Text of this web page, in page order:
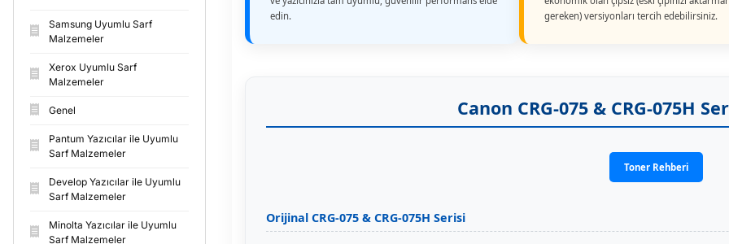
Samsung Uyumlu Sarf
Malzemeler
Xerox Uyumlu Sarf
Malzemeler
Genel
Pantum Yazıcılar ile Uyumlu
Sarf Malzemeler
Develop Yazıcılar ile Uyumlu
Sarf Malzemeler
Minolta Yazıcılar ile Uyumlu
Sarf Malzemeler
edin.
gereken) versiyonları tercih edebilirsiniz.
Canon CRG-075 & CRG-075H
Toner Rehberi
Orijinal CRG-075 & CRG-075H Serisi